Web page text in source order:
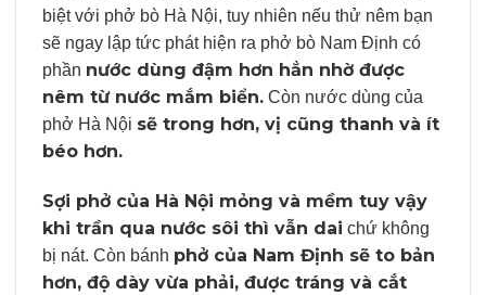
biệt với phở bò Hà Nội, tuy nhiên nếu thử nêm bạn
sẽ ngay lập tức phát hiện ra phở bò Nam Định có
phần nước dùng đậm hơn hẳn nhờ được
nêm từ nước mắm biển. Còn nước dùng của
phở Hà Nội sẽ trong hơn, vị cũng thanh và ít
béo hơn.
Sợi phở của Hà Nội mỏng và mềm tuy vậy
khi trần qua nước sôi thì vẫn dai chứ không
bị nát. Còn bánh phở của Nam Định sẽ to bản
hơn, độ dày vừa phải, được tráng và cắt